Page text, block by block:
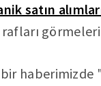
satın
bir haberimizde "